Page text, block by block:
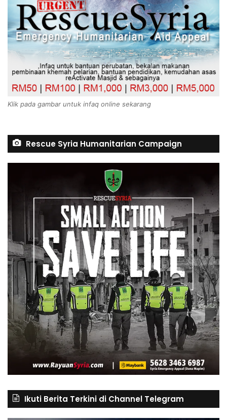
Klik pada gambar untuk infaq online sekarang
Rescue Syria Humanitarian Campaign
Ikuti Berita Terkini di Channel Telegram